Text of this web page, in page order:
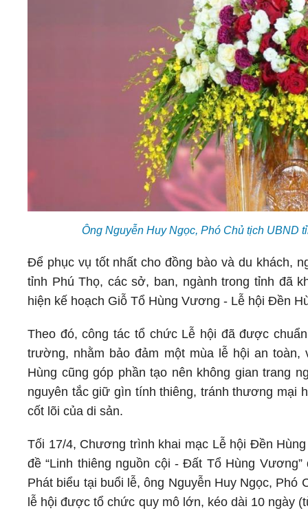
Ông Nguyễn Huy Ngọc, Phó Chủ tịch UBND
Để phục vụ tốt nhất cho đồng bào và du khách,
tỉnh Phú Thọ, các sở, ban, ngành trong tỉnh đã
hiện kế hoạch Giỗ Tổ Hùng Vương - Lễ hội Đền
Theo đó, công tác tổ chức Lễ hội đã được
trường, nhằm bảo đảm một mùa lễ hội an
Hùng cũng góp phần tạo nên không gian trang
nguyên tắc giữ gìn tính thiêng, tránh thương mại
cốt lõi của di sản.
Tối 17/4, Chương trình khai mạc Lễ hội Đền
đề “Linh thiêng nguồn cội - Đất Tổ Hùng
Phát biểu tại buổi lễ, ông Nguyễn Huy Ngọc, Phó
lễ hội được tổ chức quy mô lớn, kéo dài 10 ngày